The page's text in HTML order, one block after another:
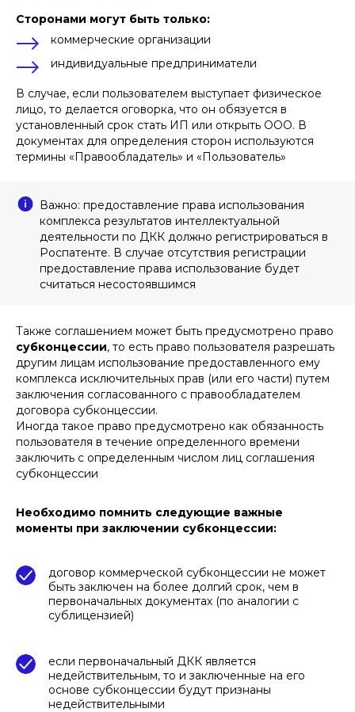
Сторонами могут быть только:
коммерческие организации
индивидуальные предприниматели
В случае, если пользователем выступает физическое
лицо, то делается оговорка, что он обязуется в
установленный срок стать ИП или открыть ООО. В
документах для определения сторон используются
термины «Правообладатель» и «Пользователь»
Важно: предоставление права использования
комплекса результатов интеллектуальной
деятельности по ДКК должно регистрироваться в
Роспатенте. В случае отсутствия регистрации
предоставление права использование будет
считаться несостоявшимся
Также соглашением может быть предусмотрено право
субконцессии, то есть право пользователя разрешать
другим лицам использование предоставленного ему
комплекса исключительных прав (или его части) путем
заключения согласованного с правообладателем
договора субконцессии.
Иногда такое право предусмотрено как обязанность
пользователя в течение определенного времени
заключить с определенным числом лиц соглашения
субконцессии
Необходимо помнить следующие важные
моменты при заключении субконцессии:
договор коммерческой субконцессии не может
быть заключен на более долгий срок, чем в
первоначальных документах (по аналогии с
сублицензией)
если первоначальный ДКК является
недействительным, то и заключенные на его
основе субконцессии будут признаны
недействительными